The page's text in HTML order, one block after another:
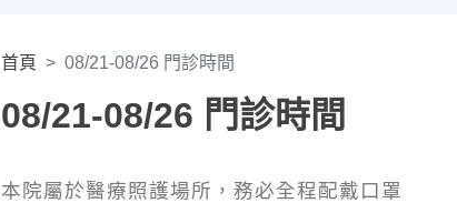
首頁 08/21-08/26 門診時間
08/21-08/26 門診時間
本院屬於醫療照護場所，務必全程配戴口罩